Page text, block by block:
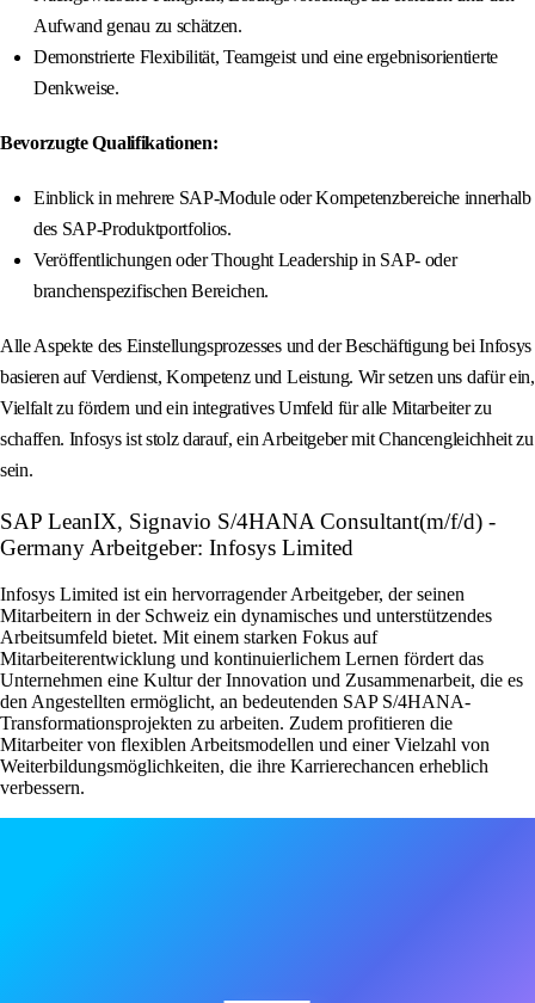
Aufwand genau zu schätzen.
Demonstrierte Flexibilität, Teamgeist und eine ergebnisorientierte
Denkweise.
Bevorzugte Qualifikationen:
Einblick in mehrere SAP-Module oder Kompetenzbereiche innerhalb
des SAP-Produktportfolios.
Veröffentlichungen oder Thought Leadership in SAP- oder
branchenspezifischen Bereichen.
Alle Aspekte des Einstellungsprozesses und der Beschäftigung bei Infosys
basieren auf Verdienst, Kompetenz und Leistung. Wir setzen uns dafür ein,
Vielfalt zu fördern und ein integratives Umfeld für alle Mitarbeiter zu
schaffen. Infosys ist stolz darauf, ein Arbeitgeber mit Chancengleichheit zu
sein.
SAP LeanIX, Signavio S/4HANA Consultant(m/f/d) -
Germany Arbeitgeber: Infosys Limited
Infosys Limited ist ein hervorragender Arbeitgeber, der seinen
Mitarbeitern in der Schweiz ein dynamisches und unterstützendes
Arbeitsumfeld bietet. Mit einem starken Fokus auf
Mitarbeiterentwicklung und kontinuierlichem Lernen fördert das
Unternehmen eine Kultur der Innovation und Zusammenarbeit, die es
den Angestellten ermöglicht, an bedeutenden SAP S/4HANA-
Transformationsprojekten zu arbeiten. Zudem profitieren die
Mitarbeiter von flexiblen Arbeitsmodellen und einer Vielzahl von
Weiterbildungsmöglichkeiten, die ihre Karrierechancen erheblich
verbessern.